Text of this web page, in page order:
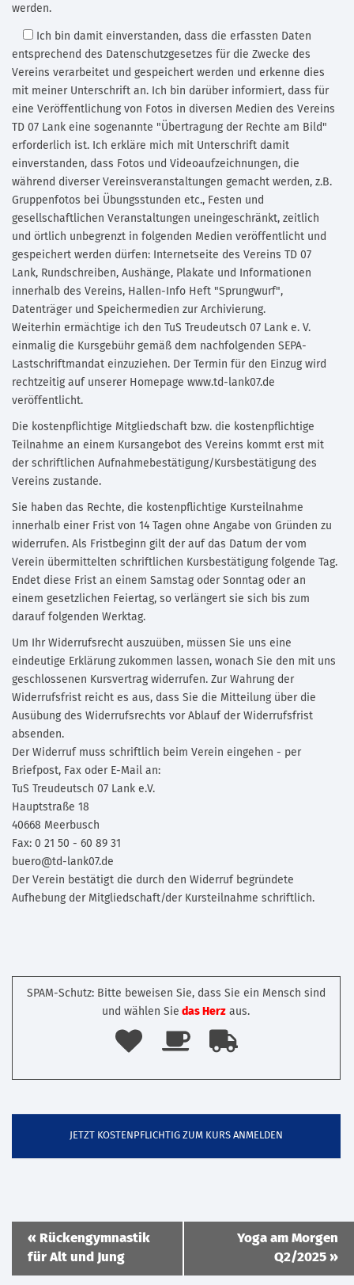
werden.
Ich bin damit einverstanden, dass die erfassten Daten
entsprechend des Datenschutzgesetzes für die Zwecke des
Vereins verarbeitet und gespeichert werden und erkenne dies
mit meiner Unterschrift an. Ich bin darüber informiert, dass für
eine Veröffentlichung von Fotos in diversen Medien des Vereins
TD 07 Lank eine sogenannte "Übertragung der Rechte am Bild"
erforderlich ist. Ich erkläre mich mit Unterschrift damit
einverstanden, dass Fotos und Videoaufzeichnungen, die
während diverser Vereinsveranstaltungen gemacht werden, z.B.
Gruppenfotos bei Übungsstunden etc., Festen und
gesellschaftlichen Veranstaltungen uneingeschränkt, zeitlich
und örtlich unbegrenzt in folgenden Medien veröffentlicht und
gespeichert werden dürfen: Internetseite des Vereins TD 07
Lank, Rundschreiben, Aushänge, Plakate und Informationen
innerhalb des Vereins, Hallen-Info Heft "Sprungwurf",
Datenträger und Speichermedien zur Archivierung.
Weiterhin ermächtige ich den TuS Treudeutsch 07 Lank e. V.
einmalig die Kursgebühr gemäß dem nachfolgenden SEPA-
Lastschriftmandat einzuziehen. Der Termin für den Einzug wird
rechtzeitig auf unserer Homepage www.td-lank07.de
veröffentlicht.
Die kostenpflichtige Mitgliedschaft bzw. die kostenpflichtige
Teilnahme an einem Kursangebot des Vereins kommt erst mit
der schriftlichen Aufnahmebestätigung/Kursbestätigung des
Vereins zustande.
Sie haben das Rechte, die kostenpflichtige Kursteilnahme
innerhalb einer Frist von 14 Tagen ohne Angabe von Gründen zu
widerrufen. Als Fristbeginn gilt der auf das Datum der vom
Verein übermittelten schriftlichen Kursbestätigung folgende Tag.
Endet diese Frist an einem Samstag oder Sonntag oder an
einem gesetzlichen Feiertag, so verlängert sie sich bis zum
darauf folgenden Werktag.
Um Ihr Widerrufsrecht auszuüben, müssen Sie uns eine
eindeutige Erklärung zukommen lassen, wonach Sie den mit uns
geschlossenen Kursvertrag widerrufen. Zur Wahrung der
Widerrufsfrist reicht es aus, dass Sie die Mitteilung über die
Ausübung des Widerrufsrechts vor Ablauf der Widerrufsfrist
absenden.
Der Widerruf muss schriftlich beim Verein eingehen - per
Briefpost, Fax oder E-Mail an:
TuS Treudeutsch 07 Lank e.V.
Hauptstraße 18
40668 Meerbusch
Fax: 0 21 50 - 60 89 31
buero@td-lank07.de
Der Verein bestätigt die durch den Widerruf begründete
Aufhebung der Mitgliedschaft/der Kursteilnahme schriftlich.
SPAM-Schutz: Bitte beweisen Sie, dass Sie ein Mensch sind
und wählen Sie das Herz aus.
Veranstaltung
Navigation
« Rückengymnastik
für Alt und Jung
Yoga am Morgen
Q2/2025 »